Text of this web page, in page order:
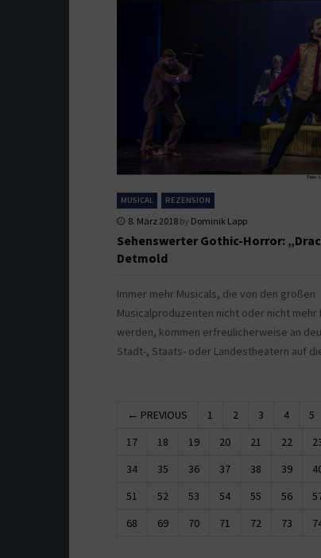
MUSICAL REZENSION
8. März 2018 by Dominik Lapp
Sehenswerter Gothic-Horror:
Detmold
Immer mehr Musicals, die von den großen
Musicalproduzenten nicht oder nicht
werden, kommen erfreulicherweise an
Stadt-, Staats- oder Landestheatern auf
← PREVIOUS 1 2 3 4 5
17
18 19 20 21 22
34
35 36 37 38 39
51
52 53 54 55 56
68
69 70 71 72 73